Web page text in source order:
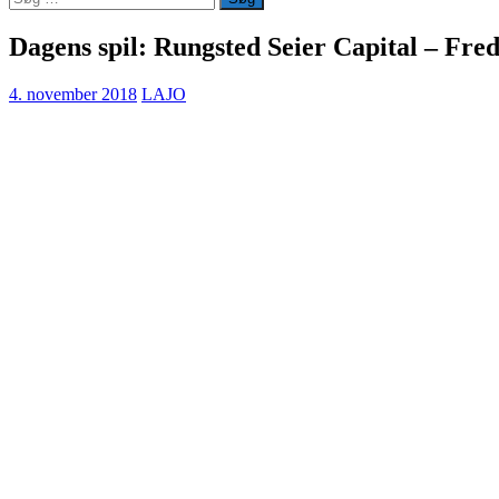
efter:
Dagens spil: Rungsted Seier Capital –
4. november 2018 LAJO